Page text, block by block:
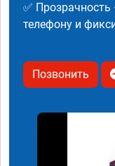
✅
телефону и
Позвонить